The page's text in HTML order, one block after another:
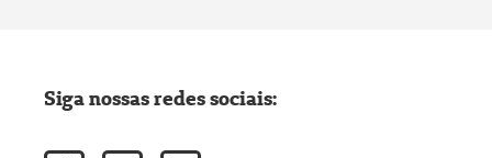
Siga nossas redes sociais: